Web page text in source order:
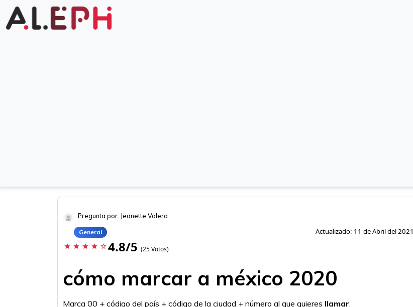
Pregunta por: Jeanette Valero
General Actualizado: 11 de Abril del 2021
star star star star star_border 4.8/5 (25 Votos)
cómo marcar a méxico 2020
Marca 00 + código del país + código de la ciudad + número al que quieres llamar.